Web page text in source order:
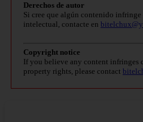
Derechos de autor
Si cree que algún contenido
intelectual, contacte en
Copyright notice
If you believe any content
property rights, please contact